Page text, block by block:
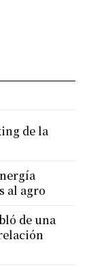
de la
al agro
de una